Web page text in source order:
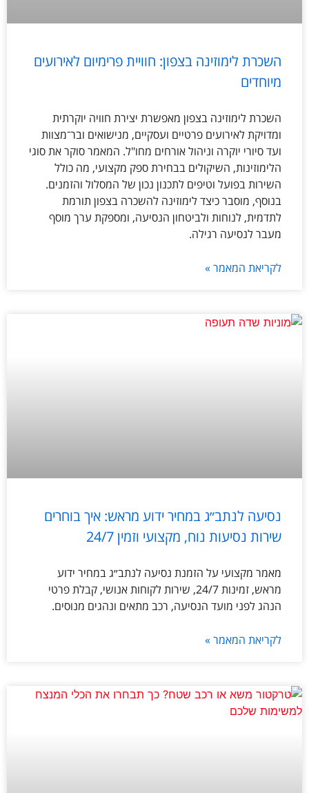
השכרת לימוזינה בצפון: חוויית פרימיום לאירועים
מיוחדים
השכרת לימוזינה בצפון מאפשרת יצירת חוויה יוקרתית
ומדויקת לאירועים פרטיים ועסקיים, מנישואים ובר־מצוות
ועד סיורי יוקרה וניהול אורחים מחו"ל. המאמר סוקר את סוגי
הלימוזינות, השיקולים בבחירת ספק מקצועי, מה כולל
השירות בפועל וטיפים לתכנון נכון של המסלול והזמנים.
בנוסף, מוסבר כיצד לימוזינה להשכרה בצפון תורמת
לתדמית, לנוחות ולביטחון הנסיעה, ומספקת ערך מוסף
מעבר לנסיעה רגילה.
לקריאת המאמר »
נסיעה לנתב״ג במחיר ידוע מראש: איך בוחרים
שירות נסיעות נוח, מקצועי וזמין 24/7
מאמר מקצועי על הזמנת נסיעה לנתב״ג במחיר ידוע
מראש, זמינות 24/7, שירות לקוחות אנושי, קבלת פרטי
הנהג לפני מועד הנסיעה, רכב מתאים ונהגים מנוסים.
לקריאת המאמר »